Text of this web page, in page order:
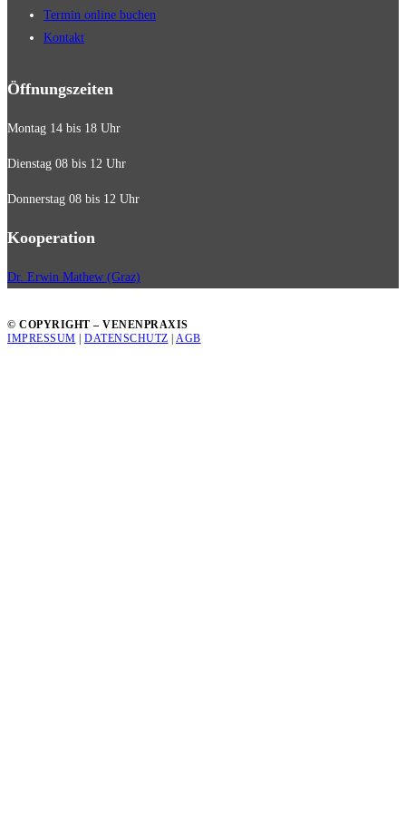
Termin online buchen
Kontakt
Öffnungszeiten
Montag 14 bis 18 Uhr
Dienstag 08 bis 12 Uhr
Donnerstag 08 bis 12 Uhr
Kooperation
Dr. Erwin Mathew (Graz)
© COPYRIGHT – VENENPRAXIS
IMPRESSUM
DATENSCHUTZ AGB